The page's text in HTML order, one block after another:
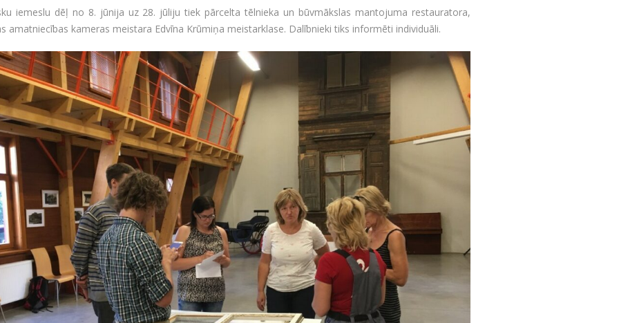
iemeslu dēļ no 8. jūnija uz 28. jūliju tiek pārcelta tēlnieka un būvmākslas mantojuma restauratora,
amatniecības kameras meistara Edvīna Krūmiņa meistarklase. Dalībnieki tiks informēti individuāli.